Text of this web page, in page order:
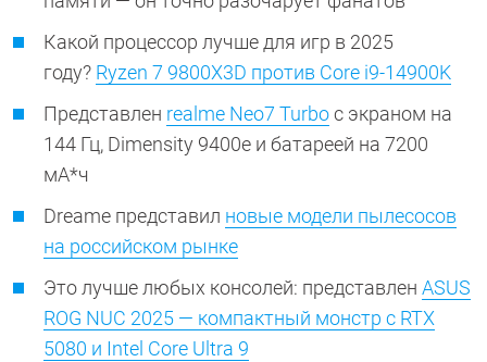
Какой процессор лучше для игр в 2025
году? Ryzen 7 9800X3D против Core i9-14900K
Представлен realme Neo7 Turboс экраном на
144 Гц, Dimensity 9400e и батареей на 7200
мА*ч
Dreame представил новые модели пылесосов
на российском рынке
Это лучше любых консолей: представлен ASUS
ROG NUC 2025 — компактный монстр с RTX
5080 и Intel Core Ultra 9